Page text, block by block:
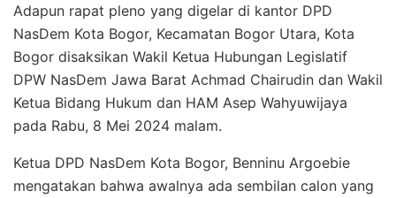
Adapun rapat pleno yang digelar di kantor DPD
NasDem Kota Bogor, Kecamatan Bogor Utara, Kota
Bogor disaksikan Wakil Ketua Hubungan Legislatif
DPW NasDem Jawa Barat Achmad Chairudin dan Wakil
Ketua Bidang Hukum dan HAM Asep Wahyuwijaya
pada Rabu, 8 Mei 2024 malam.
Ketua DPD NasDem Kota Bogor, Benninu Argoebie
mengatakan bahwa awalnya ada sembilan calon yang